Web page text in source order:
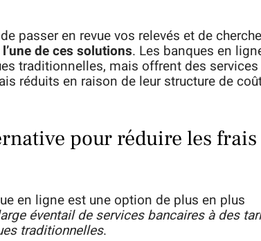
passer en revue vos relevés et de
de ces solutions. Les banques en
traditionnelles, mais offrent des services
réduits en raison de leur structure de
pour réduire les frais
en ligne est une option de plus en plus
éventail de services bancaires à des
traditionnelles.